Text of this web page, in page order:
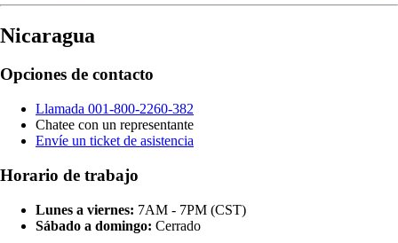
Nicaragua
Opciones de contacto
Llamada 001-800-2260-382
Chatee con un representante
Envíe un ticket de asistencia
Horario de trabajo
Lunes a viernes: 7AM - 7PM (CST)
Sábado a domingo: Cerrado